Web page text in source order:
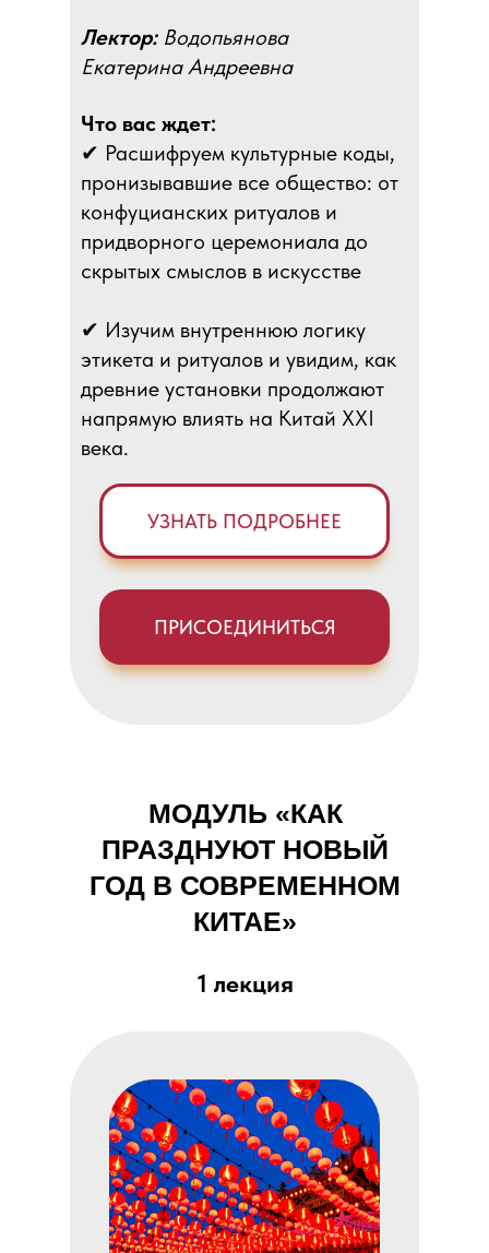
Что вас ждет:
✔ Расшифруем культурные коды,
пронизывавшие все общество: от
конфуцианских ритуалов и
придворного церемониала до
скрытых смыслов в искусстве
✔ Изучим внутреннюю логику
этикета и ритуалов и увидим, как
древние установки продолжают
напрямую влиять на Китай XXI
века.
УЗНАТЬ ПОДРОБНЕЕ
ПРИСОЕДИНИТЬСЯ
Лектор: Водопьянова
Екатерина Андреевна
МОДУЛЬ «КАК
ПРАЗДНУЮТ НОВЫЙ
ГОД В СОВРЕМЕННОМ
КИТАЕ»
1 лекция